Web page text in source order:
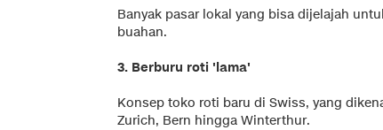
Banyak pasar lokal yang bisa dijelajah
buahan.
3. Berburu roti 'lama'
Konsep toko roti baru di Swiss, yang
Zurich, Bern hingga Winterthur.